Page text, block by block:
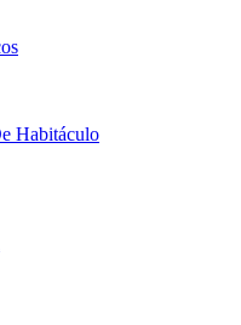
Habitáculo